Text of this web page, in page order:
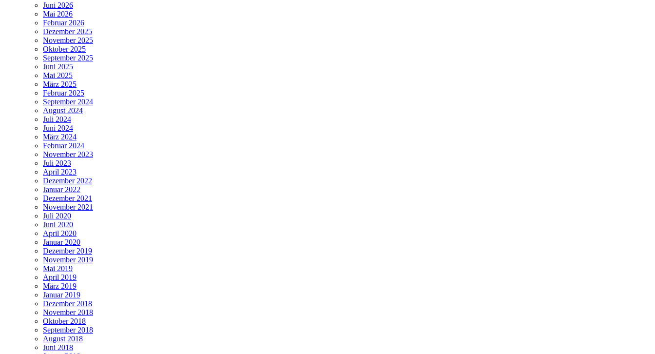
Juni 2026
Mai 2026
Februar 2026
Dezember 2025
November 2025
Oktober 2025
September 2025
Juni 2025
Mai 2025
März 2025
Februar 2025
September 2024
August 2024
Juli 2024
Juni 2024
März 2024
Februar 2024
November 2023
Juli 2023
April 2023
Dezember 2022
Januar 2022
Dezember 2021
November 2021
Juli 2020
Juni 2020
April 2020
Januar 2020
Dezember 2019
November 2019
Mai 2019
April 2019
März 2019
Januar 2019
Dezember 2018
November 2018
Oktober 2018
September 2018
August 2018
Juni 2018